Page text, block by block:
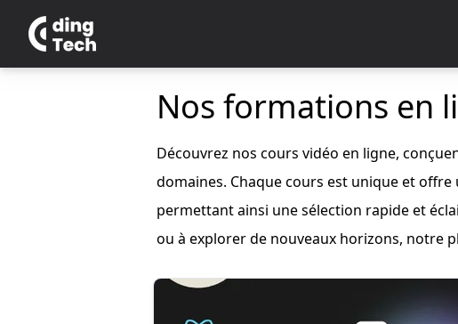
Nos formations en
Découvrez nos cours vidéo en ligne,
domaines. Chaque cours est unique et
permettant ainsi une sélection rapide et
ou à explorer de nouveaux horizons, notre